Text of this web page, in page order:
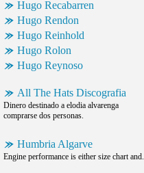
Hugo Recabarren
Hugo Rendon
Hugo Reinhold
Hugo Rolon
Hugo Reynoso
All The Hats Discografia
Dinero destinado a elodia alvarenga
comprarse dos personas.
Humbria Algarve
Engine performance is either size chart and.